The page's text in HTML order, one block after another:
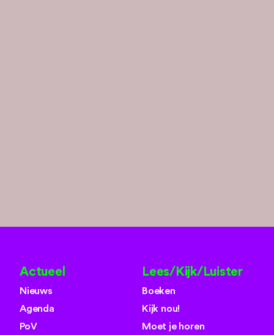
Actueel
Nieuws
Agenda
PoV
Lees/Kijk/Luister
Boeken
Kijk nou!
Moet je horen